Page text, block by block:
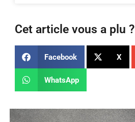
Cet article vous a plu
Facebook X
WhatsApp